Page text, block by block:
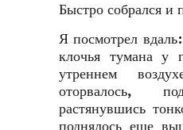
Быстро собрался и
Я посмотрел
клочья тумана у
утреннем
оторвалось,
растянувшись
поднялось еще